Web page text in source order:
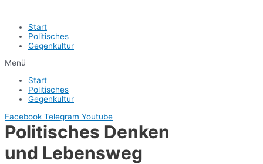
Start
Politisches
Gegenkultur
Menü
Start
Politisches
Gegenkultur
Facebook Telegram Youtube
Politisches Denken
und Lebensweg